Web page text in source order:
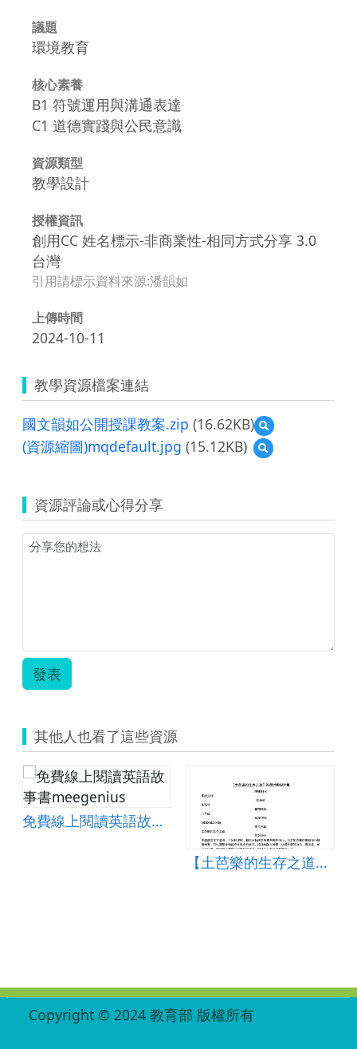
議題
環境教育
核心素養
B1 符號運用與溝通表達
C1 道德實踐與公民意識
資源類型
教學設計
授權資訊
創用CC 姓名標示-非商業性-相同方式分享 3.0
台灣
引用請標示資料來源:潘韻如
上傳時間
2024-10-11
教學資源檔案連結
國文韻如公開授課教案.zip (16.62KB)
預
覽
國
開
(資源縮圖)mqdefault.jpg (15.12KB)
預
覽
圖)mqdefault.jpg
資源評論或心得分享
發表
其他人也看了這些資源
免費線上閱讀英語故事書meegenius
【土芭樂的生存之道】教學活動設計單
Copyright © 2024 教育部 版權所有